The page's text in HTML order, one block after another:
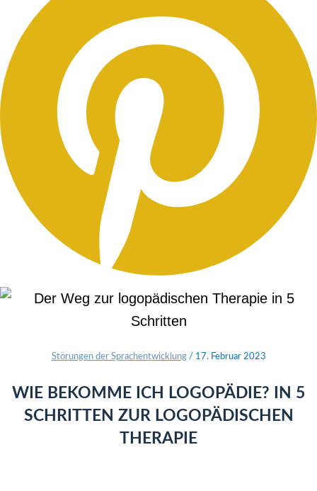
Störungen der Sprachentwicklung/ 17. Februar 2023
WIE BEKOMME ICH LOGOPÄDIE? IN 5
SCHRITTEN ZUR LOGOPÄDISCHEN
THERAPIE